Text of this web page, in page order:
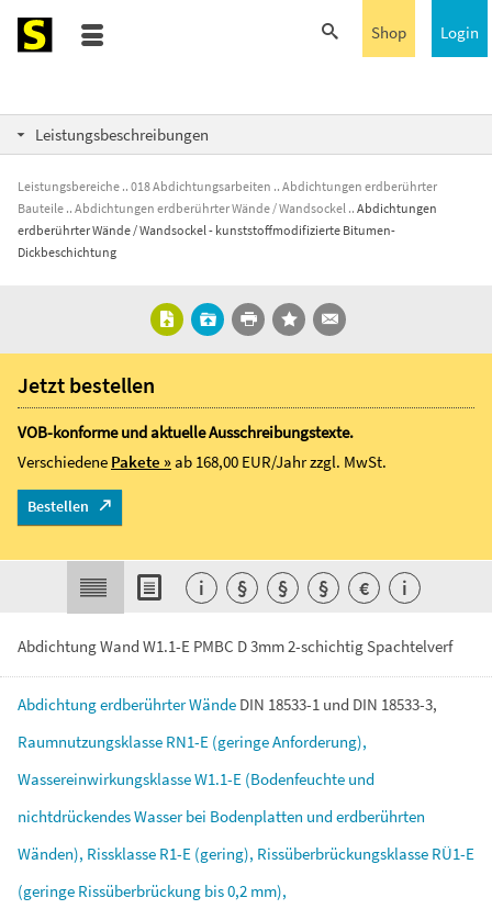
Login
Shop
Leistungsbeschreibungen
Leistungsbereiche 018 Abdichtungsarbeiten
Abdichtungen erdberührter
Bauteile
Abdichtungen erdberührter Wände / Wandsockel
Abdichtungen
erdberührter Wände / Wandsockel - kunststoffmodifizierte Bitumen-
Dickbeschichtung
Abdichtung Wand W1.1-E PMBC D 3mm 2-schichtig Spachtelverf
AbdichtungerdberührterWände DIN 18533-1 und DIN 18533-3,
Raumnutzungsklasse RN1-E (geringeAnforderung),
WassereinwirkungsklasseW1.1-E (Bodenfeuchte und
nichtdrückendesWasserbei Bodenplatten underdberührten
Wänden), Rissklasse R1-E (gering), Rissüberbrückungsklasse RÜ1-E
(geringe Rissüberbrückung bis0,2 mm),
Jetzt bestellen
VOB-konforme und aktuelle Ausschreibungstexte.
Verschiedene Pakete »ab 168,00 EUR/Jahrzzgl. MwSt.
Bestellen
i § § § € i